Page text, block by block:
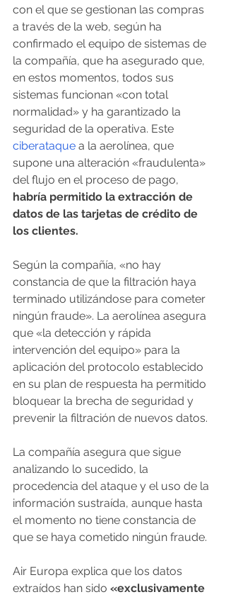
con el que se gestionan las compras
a través de la web, según ha
confirmado el equipo de sistemas de
la compañía, que ha asegurado que,
en estos momentos, todos sus
sistemas funcionan «con total
normalidad» y ha garantizado la
seguridad de la operativa. Este
ciberataque a la aerolínea, que
supone una alteración «fraudulenta»
del flujo en el proceso de pago,
habría permitido la extracción de
datos de las tarjetas de crédito de
los clientes.
Según la compañía, «no hay
constancia de que la filtración haya
terminado utilizándose para cometer
ningún fraude». La aerolínea asegura
que «la detección y rápida
intervención del equipo» para la
aplicación del protocolo establecido
en su plan de respuesta ha permitido
bloquear la brecha de seguridad y
prevenir la filtración de nuevos datos.
La compañía asegura que sigue
analizando lo sucedido, la
procedencia del ataque y el uso de la
información sustraída, aunque hasta
el momento no tiene constancia de
que se haya cometido ningún fraude.
Air Europa explica que los datos
extraídos han sido «exclusivamente